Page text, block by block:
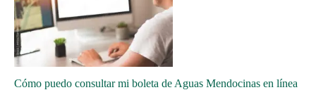
Cómo puedo consultar mi boleta de Aguas Mendocinas en línea